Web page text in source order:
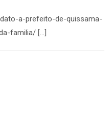
a-prefeito-de-quissama-
familia/ […]